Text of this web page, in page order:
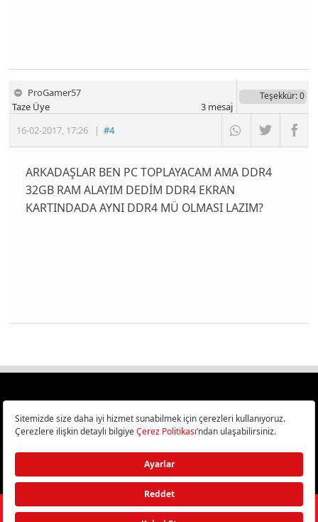
ProGamer57
16-02-2017, 17:26 |#4
Taze Üye
Teşekkür: 0
3mesaj
ARKADAŞLAR BEN PC TOPLAYACAM AMA DDR4
32GB RAM ALAYIM DEDİM DDR4 EKRAN
KARTINDADA AYNI DDR4 MÜ OLMASI LAZIM?
Türkiye
Bilişim ve Teknoloji Haberleri CHIP Online’da!
©2026Doğan Burda Dergi Yayıncılık ve Pazarlama A.Ş./ Tüm hakları